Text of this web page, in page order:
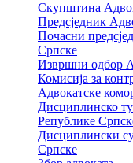
Скупштина
Предсједник
Почасни
Српске
Извршни одбор
Комисија за
Адвокатске
Дисциплинско
Републике
Дисциплински
Српске